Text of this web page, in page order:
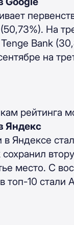
50,73%). На
Bank
на
рейтинга
Яндекс
Яндексе стал
сохранил
место. С
10 стали